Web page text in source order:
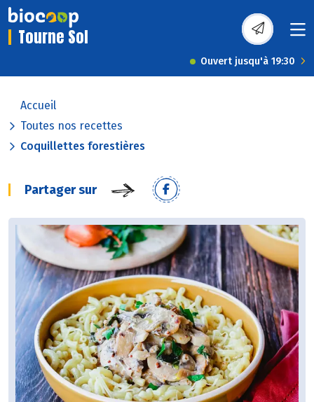
Tourne Sol
Ouvert jusqu'à 19:30
Accueil
Toutes nos recettes
Coquillettes forestières
Partager sur